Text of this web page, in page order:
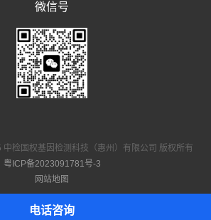
微信号
检国权基因检测科技（惠州）有限公司 版权所有
粤ICP备2023091781号-3
网站地图
电话咨询